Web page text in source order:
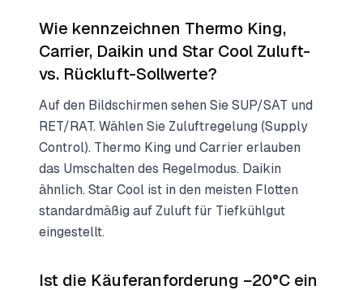
Wie kennzeichnen Thermo King,
Carrier, Daikin und Star Cool Zuluft-
vs. Rückluft-Sollwerte?
Auf den Bildschirmen sehen Sie SUP/SAT und
RET/RAT. Wählen Sie Zuluftregelung (Supply
Control). Thermo King und Carrier erlauben
das Umschalten des Regelmodus. Daikin
ähnlich. Star Cool ist in den meisten Flotten
standardmäßig auf Zuluft für Tiefkühlgut
eingestellt.
Ist die Käuferanforderung −20°C ein